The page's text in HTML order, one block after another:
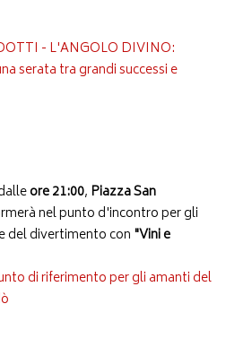
- L'ANGOLO DIVINO:
serata tra grandi successi e
ore 21:00, Piazza San
nel punto d'incontro per gli
del divertimento con "Vini e
di riferimento per gli amanti del